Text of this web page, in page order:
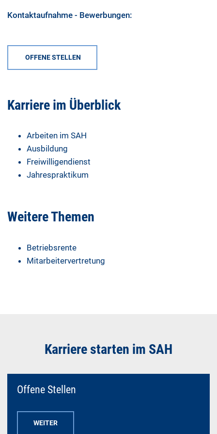
Kontaktaufnahme - Bewerbungen:
OFFENE STELLEN
Karriere im Überblick
Arbeiten im SAH
Ausbildung
Freiwilligendienst
Jahrespraktikum
Weitere Themen
Betriebsrente
Mitarbeitervertretung
Karriere starten im SAH
Offene Stellen
WEITER